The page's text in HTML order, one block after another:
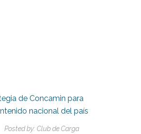
de Concamin para
nacional del país
Posted by: Club de Carga